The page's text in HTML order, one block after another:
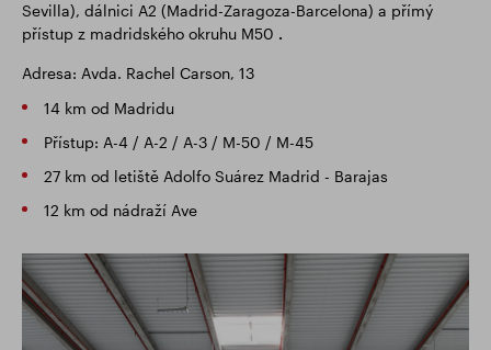
Sevilla), dálnici A2 (Madrid-Zaragoza-Barcelona) a přímý
přístup z madridského okruhu M50 .
Adresa: Avda. Rachel Carson, 13
14 km od Madridu
Přístup: A-4 / A-2 / A-3 / M-50 / M-45
27 km od letiště Adolfo Suárez Madrid - Barajas
12 km od nádraží Ave